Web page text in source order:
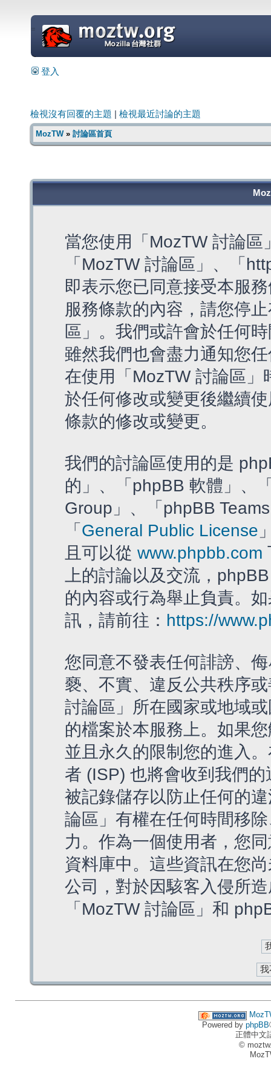
=
登入
檢視沒有回覆的主題 檢視最近討論的主題
MozTW» 討論區首頁
當您使用「MozTW 討論
「MozTW 討論區」、「
即表示您已同意接受本服
服務條款的內容，請您停
區」。我們或許會於任何
雖然我們也會盡力通知您
在使用「MozTW 討論區
於任何修改或變更後繼續
條款的修改或變更。
我們的討論區使用的是
的」、「phpBB 軟體」、
Group」、「phpBB
「 General Public License
且可以從 www.phpbb.com
上的討論以及交流，
的內容或行為舉止負責。
訊，請前往： https://
您同意不發表任何誹謗、
褻、不實、違反公共秩序
討論區」所在國家或地域
的檔案於本服務上。如果
並且永久的限制您的進入
者 (ISP) 也將會收到我們
被記錄儲存以防止任何的
論區」有權在任何時間移
力。作為一個使用者，您
資料庫中。這些資訊在您
公司，對於因駭客入侵所
「MozTW 討論區」和
Powered by phpBB
正體中文
©